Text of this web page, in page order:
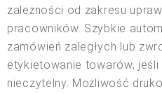
zależności od zakresu
pracowników. Szybkie
zamówień zaległych lub
etykietowanie towarów,
nieczytelny. Możliwość